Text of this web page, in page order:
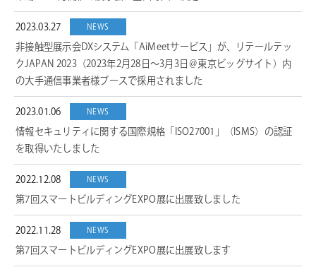
2023.03.27 NEWS
非接触型展示会DXシステム「AiMeetサービス」が、リテールテッ
クJAPAN 2023（2023年2月28日〜3月3日＠東京ビッグサイト）内
の大手通信事業者様ブースで採用されました
2023.01.06 NEWS
情報セキュリティに関する国際規格「ISO27001」（ISMS）の認証
を取得いたしました
2022.12.08 NEWS
第7回スマートビルディングEXPO展に出展致しました
2022.11.28 NEWS
第7回スマートビルディングEXPO展に出展致します